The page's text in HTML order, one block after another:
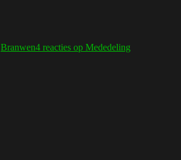
Branwen4 reacties op Mededeling